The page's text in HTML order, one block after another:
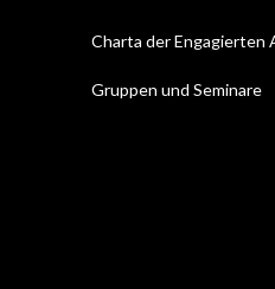
Charta der Engagierten
Gruppen und Seminare